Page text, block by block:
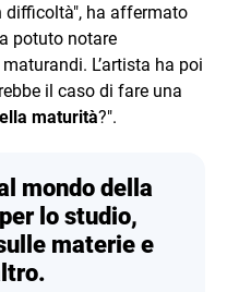
difficoltà", ha affermato
potuto notare
L’artista ha poi
il caso di fare una
maturità?".
mondo della
lo studio,
materie e